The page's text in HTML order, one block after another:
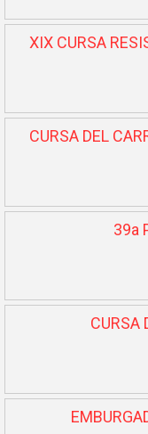
XIX CURSA
CURSA DEL
39a
CURSA